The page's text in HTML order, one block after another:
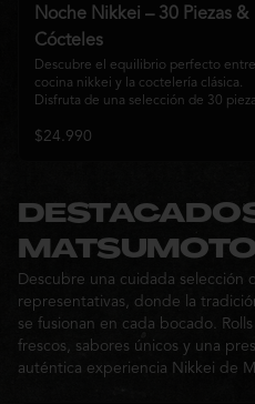
Incluye un Hot Tori de regalo (10
crema y cebollín, frito en panko hasta
obtener un dorado perfecto y una
textura irresistible.
Noche Nikkei – 30 Piezas &
Cócteles
Descubre el equilibrio perfecto
cocina nikkei y la coctelería clásica.
Disfruta de una selección de 30
frescos, acompañadas de 2 Pisco
a Matsumoto Nikkei.
Ideal para: una cita, una salida con
amigos o una noche especial llena de
sabor y buena compañía.
$24.990
MATSUMOTO
Descubre una cuidada selección
representativas, donde la
se fusionan en cada bocado.
frescos, sabores únicos y una
auténtica experiencia Nikkei de